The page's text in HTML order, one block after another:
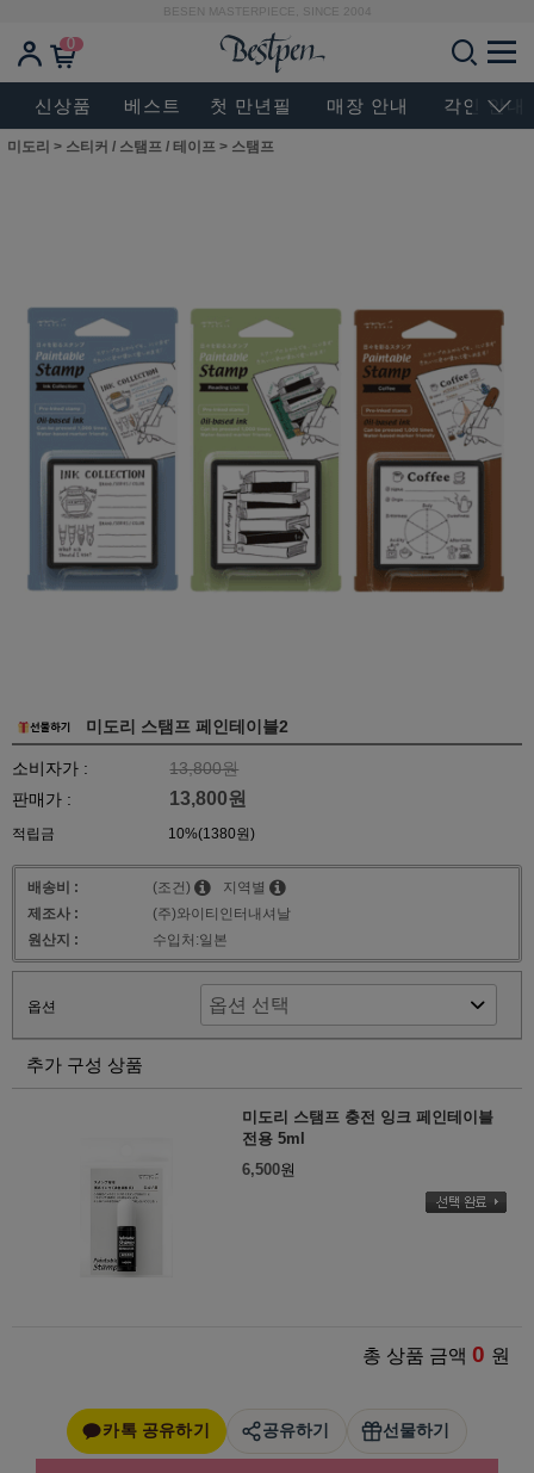
BESEN MASTERPIECE, SINCE 2004
0
신상품 베스트 첫 만년필 매장 안내 각인 안내
미도리 > 스티커 / 스탬프 / 테이프 > 스탬프
미도리 스탬프 페인테이블2
소비자가 :
13,800원
판매가 :
13,800원
적립금 10%(1380원)
배송비 : (조건)
지역별
제조사 :
(주)와이티인터내셔날
원산지 :
수입처:일본
옵션
추가 구성 상품
미도리 스탬프 충전 잉크 페인테이블
전용 5ml
6,500원
총 상품 금액 0 원
카톡 공유하기 공유하기 선물하기